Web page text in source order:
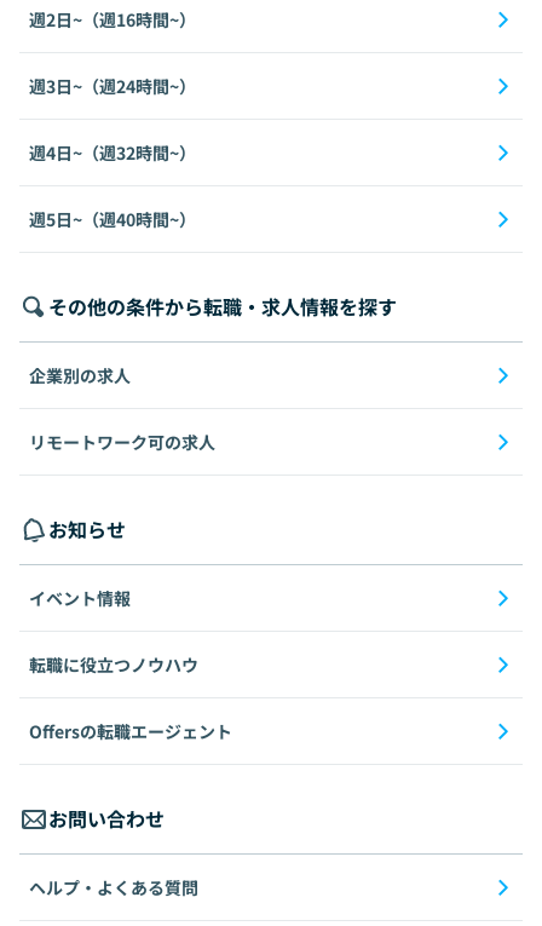
週2日~（週16時間~）
週3日~（週24時間~）
週4日~（週32時間~）
週5日~（週40時間~）
その他の条件から転職・求人情報を探す
企業別の求人
リモートワーク可の求人
お知らせ
イベント情報
転職に役立つノウハウ
Offersの転職エージェント
お問い合わせ
ヘルプ・よくある質問